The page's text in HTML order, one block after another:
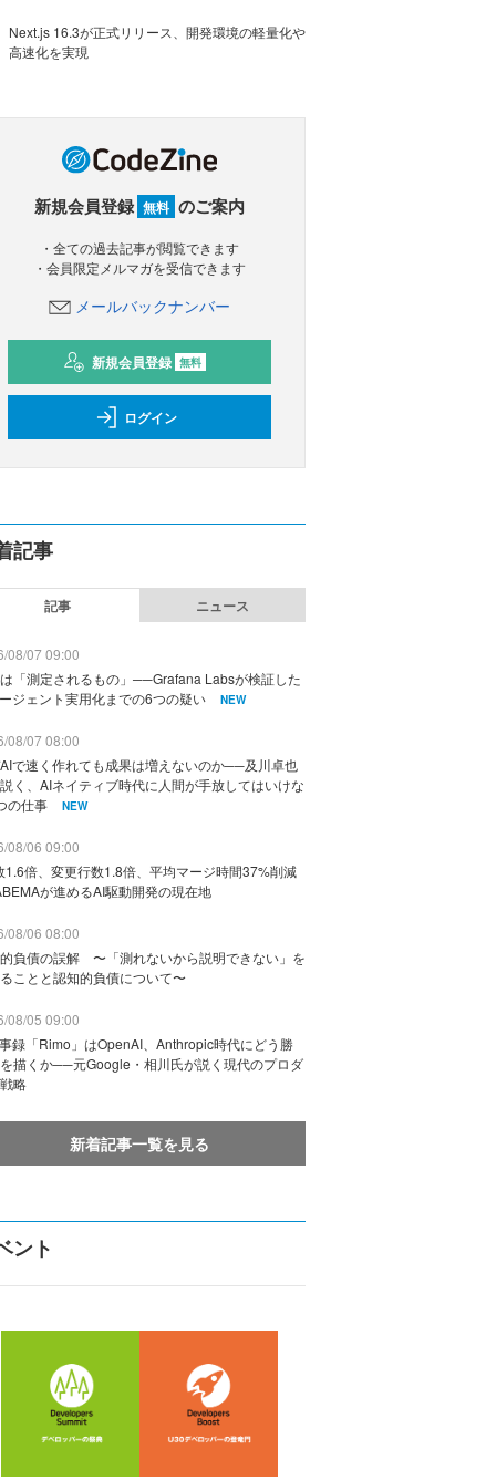
Next.js 16.3が正式リリース、開発環境の軽量化や
高速化を実現
新規会員登録 無料 のご案内
・全ての過去記事が閲覧できます
・会員限定メルマガを受信できます
メールバックナンバー
新規会員登録 無料
ログイン
記事
記事 ニュース
08/07 09:00
「測定されるもの」──Grafana Labsが検証した
ジェント実用化までの6つの疑い
NEW
08/07 08:00
で速く作れても成果は増えないのか──及川卓也
く、AIネイティブ時代に人間が手放してはいけな
の仕事
NEW
08/06 09:00
1.6倍、変更行数1.8倍、平均マージ時間37%削減
が進めるAI駆動開発の現在地
08/06 08:00
負債の誤解 〜「測れないから説明できない」を
ことと認知的負債について〜
08/05 09:00
録「Rimo」はOpenAI、Anthropic時代にどう勝
描くか──元Google・相川氏が説く現代のプロダ
略
新着記事一覧を見る
ント